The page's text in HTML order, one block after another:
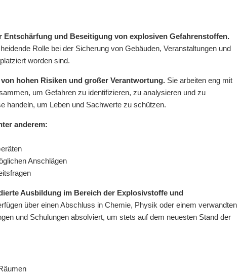
und Beseitigung von explosiven Gefahrenstoffen.
Rolle bei der Sicherung von Gebäuden, Veranstaltungen und
worden sind.
hohen Risiken und großer Verantwortung. Sie arbeiten eng mit
um Gefahren zu identifizieren, zu analysieren und zu
handeln, um Leben und Sachwerte zu schützen.
anderem:
Anschlägen
Ausbildung im Bereich der Explosivstoffe und
über einen Abschluss in Chemie, Physik oder einem verwandten
und Schulungen absolviert, um stets auf dem neuesten Stand der